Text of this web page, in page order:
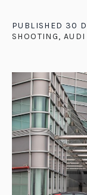
PUBLISHED 30
SHOOTING,